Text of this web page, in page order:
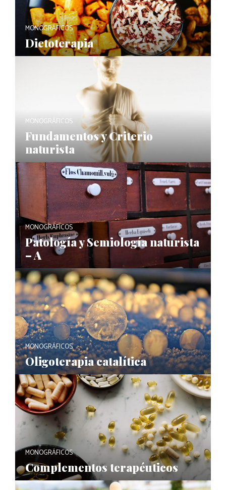
MONOGRÁFICOS
Dietoterapia
MONOGRÁFICOS
Fundamentos y Criterio
naturista
MONOGRÁFICOS
Patología y Semiología naturista
– A
MONOGRÁFICOS
Oligoterapia catalítica
MONOGRÁFICOS
Complementos terapéuticos